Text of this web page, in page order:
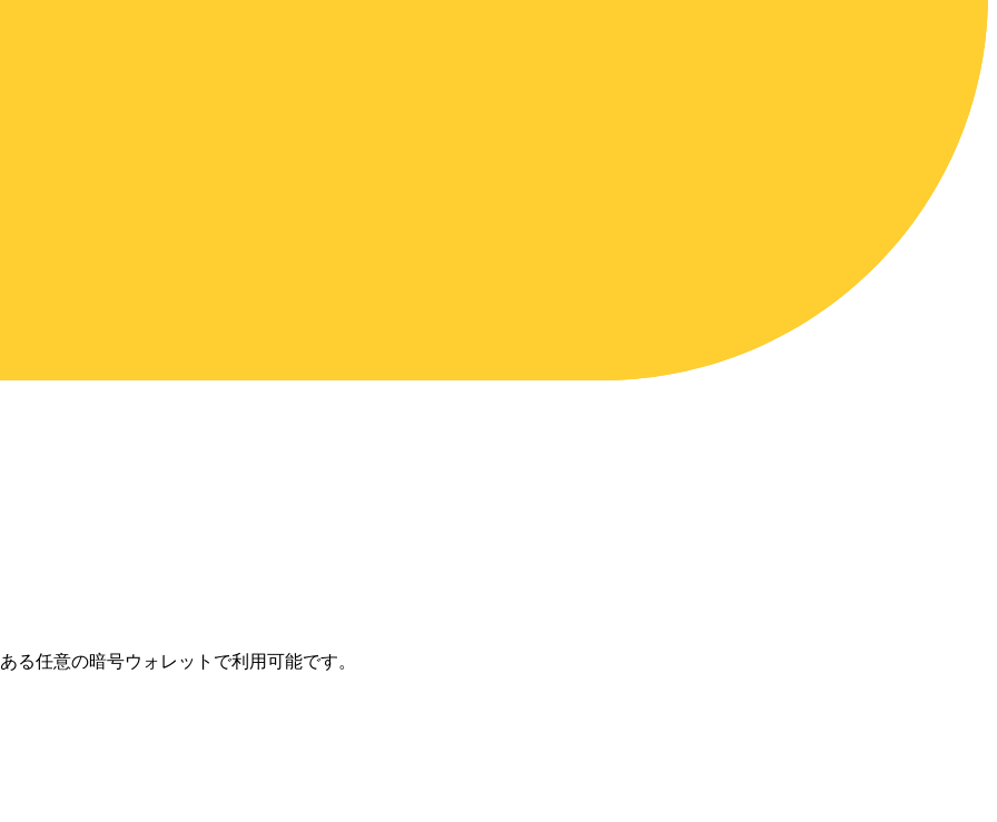
る任意の暗号ウォレットで利用可能です。